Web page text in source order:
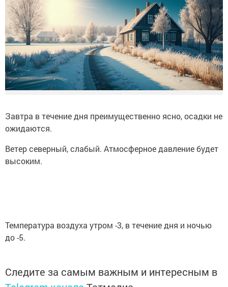
Завтра в течение дня преимущественно ясно, осадки не
ожидаются.
Ветер северный, слабый. Атмосферное давление будет
высоким.
Температура воздуха утром -3, в течение дня и ночью
до -5.
Следите за самым важным и интересным в